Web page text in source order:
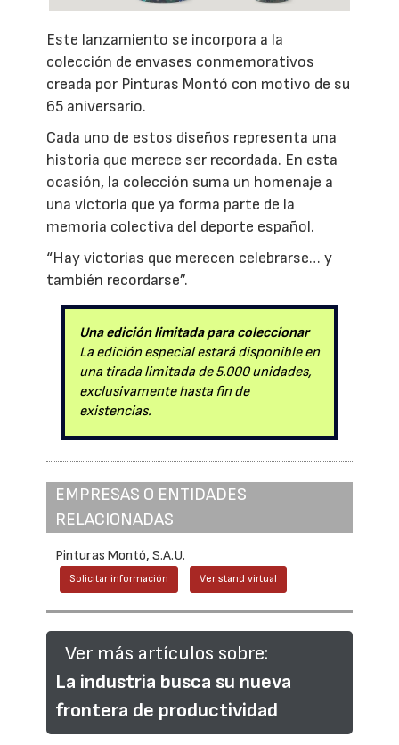
Este lanzamiento se incorpora a la
colección de envases conmemorativos
creada por Pinturas Montó con motivo de su
65 aniversario.
Cada uno de estos diseños representa una
historia que merece ser recordada. En esta
ocasión, la colección suma un homenaje a
una victoria que ya forma parte de la
memoria colectiva del deporte español.
“Hay victorias que merecen celebrarse… y
también recordarse”.
Una edición limitada para coleccionar
La edición especial estará disponible en
una tirada limitada de 5.000 unidades,
exclusivamente hasta fin de
existencias.
EMPRESAS O ENTIDADES
RELACIONADAS
Pinturas Montó, S.A.U.
Solicitar información Ver stand virtual
Ver más artículos sobre:
La industria busca su nueva
frontera de productividad